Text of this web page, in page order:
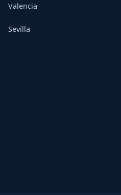
Valencia
Sevilla